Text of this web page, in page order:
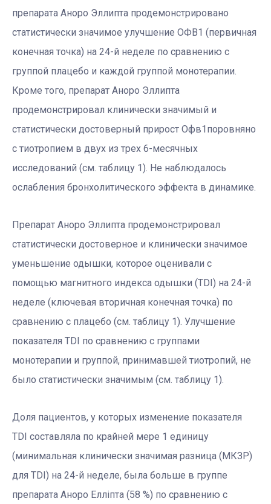
препарата Аноро Эллипта продемонстрировано
статистически значимое улучшение ОФВ1 (первичная
конечная точка) на 24-й неделе по сравнению с
группой плацебо и каждой группой монотерапии.
Кроме того, препарат Аноро Эллипта
продемонстрировал клинически значимый и
статистически достоверный прирост Офв1поровняно
с тиотропием в двух из трех 6-месячных
исследований (см. таблицу 1). Не наблюдалось
ослабления бронхолитического эффекта в динамике.
Препарат Аноро Эллипта продемонстрировал
статистически достоверное и клинически значимое
уменьшение одышки, которое оценивали с
помощью магнитного индекса одышки (TDI) на 24-й
неделе (ключевая вторичная конечная точка) по
сравнению с плацебо (см. таблицу 1). Улучшение
показателя TDI по сравнению с группами
монотерапии и группой, принимавшей тиотропий, не
было статистически значимым (см. таблицу 1).
Доля пациентов, у которых изменение показателя
TDI составляла по крайней мере 1 единицу
(минимальная клинически значимая разница (МКЗР)
для TDI) на 24-й неделе, была больше в группе
препарата Аноро Елліпта (58 %) по сравнению с